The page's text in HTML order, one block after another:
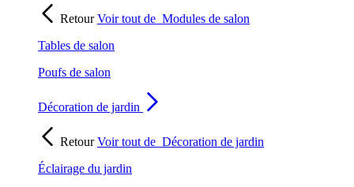
RetourVoir tout de Modules de salon
Tables de salon
Poufs de salon
Décoration de jardin
RetourVoir tout de Décoration de jardin
Éclairage du jardin